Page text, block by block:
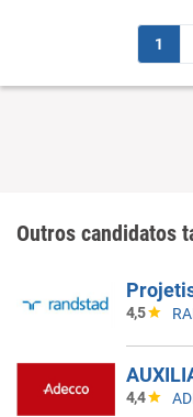
1
Outros candidatos
4,5
4,4